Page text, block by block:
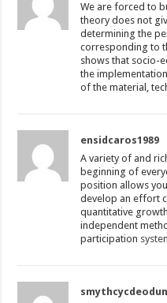
We are forced to
theory does not
determining the
corresponding to
shows that socio-
the
of the material,
ensidcaros1989
A variety of and
beginning of
position allows
develop an effort
quantitative
independent
participation